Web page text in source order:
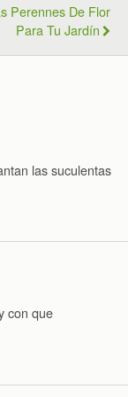
Perennes De Flor
Para Tu Jardín
las suculentas
con que